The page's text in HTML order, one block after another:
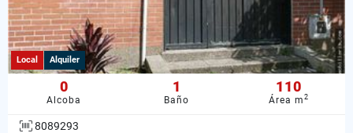
Local Alquiler
0
Alcoba
1
Baño
110
Área m2
8089293